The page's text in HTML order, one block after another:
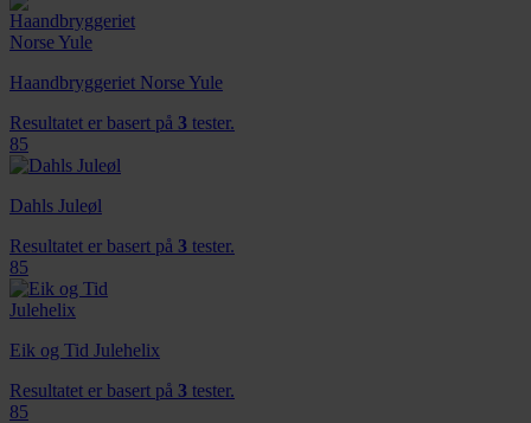
Haandbryggeriet Norse Yule
Resultatet er basert på 3 tester.
85
Dahls Juleøl
Resultatet er basert på 3 tester.
85
Eik og Tid Julehelix
Resultatet er basert på 3 tester.
85